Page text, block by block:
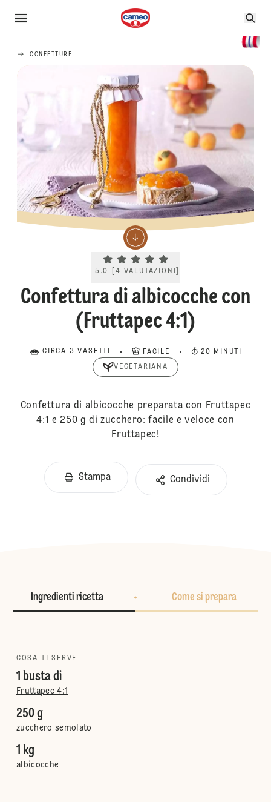
CONFETTURE
Current rating 5.0. Click to rate.
5.0 4 VALUTAZIONI
Confettura di albicocche con
(Fruttapec 4:1)
CIRCA 3 VASETTI FACILE 20 MINUTI
VEGETARIANA
Confettura di albicocche preparata con Fruttapec
4:1 e 250 g di zucchero: facile e veloce con
Fruttapec!
Stampa Condividi
Ingredienti ricetta Come si prepara
COSA TI SERVE
1 busta di
Fruttapec 4:1
250 g
zucchero semolato
1 kg
albicocche